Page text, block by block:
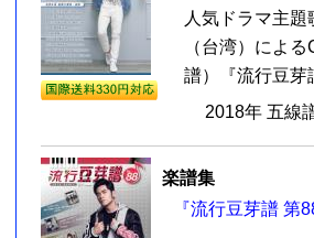
人気ドラマ主
（台湾）によ
譜）『流行豆
2018年 五線
楽譜集
『流行豆芽譜 第